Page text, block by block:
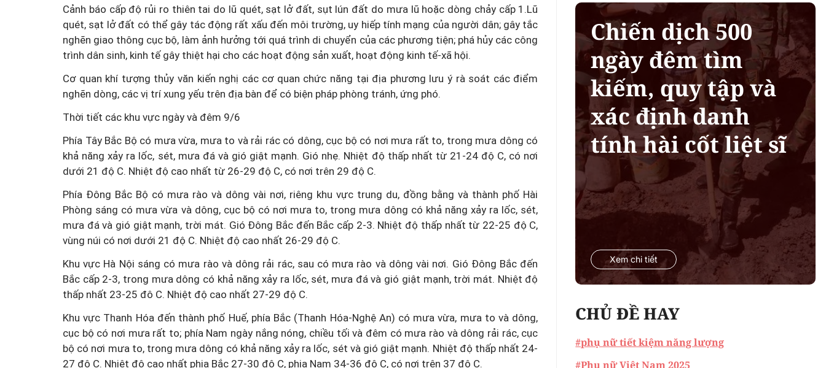
Cảnh báo cấp độ rủi ro thiên tai do lũ quét, sạt lở đất, sụt lún đất do mưa lũ hoặc dòng chảy cấp 1.Lũ
quét, sạt lở đất có thể gây tác động rất xấu đến môi trường, uy hiếp tính mạng của người dân; gây tắc
nghẽn giao thông cục bộ, làm ảnh hưởng tới quá trình di chuyển của các phương tiện; phá hủy các công
trình dân sinh, kinh tế gây thiệt hại cho các hoạt động sản xuất, hoạt động kinh tế-xã hội.
Cơ quan khí tượng thủy văn kiến nghị các cơ quan chức năng tại địa phương lưu ý rà soát các điểm
nghẽn dòng, các vị trí xung yếu trên địa bàn để có biện pháp phòng tránh, ứng phó.
Thời tiết các khu vực ngày và đêm 9/6
Phía Tây Bắc Bộ có mưa vừa, mưa to và rải rác có dông, cục bộ có nơi mưa rất to, trong mưa dông có
khả năng xảy ra lốc, sét, mưa đá và gió giật mạnh. Gió nhẹ. Nhiệt độ thấp nhất từ 21-24 độ C, có nơi
dưới 21 độ C. Nhiệt độ cao nhất từ 26-29 độ C, có nơi trên 29 độ C.
Phía Đông Bắc Bộ có mưa rào và dông vài nơi, riêng khu vực trung du, đồng bằng và thành phố Hài
Phòng sáng có mưa vừa và dông, cục bộ có nơi mưa to, trong mưa dông có khả năng xảy ra lốc, sét,
mưa đá và gió giật mạnh, trời mát. Gió Đông Bắc đến Bắc cấp 2-3. Nhiệt độ thấp nhất từ 22-25 độ C,
vùng núi có nơi dưới 21 độ C. Nhiệt độ cao nhất 26-29 độ C.
Khu vực Hà Nội sáng có mưa rào và dông rải rác, sau có mưa rào và dông vài nơi. Gió Đông Bắc đến
Bắc cấp 2-3, trong mưa dông có khả năng xảy ra lốc, sét, mưa đá và gió giật mạnh, trời mát. Nhiệt độ
thấp nhất 23-25 đô C. Nhiệt độ cao nhất 27-29 độ C.
Khu vực Thanh Hóa đến thành phố Huế, phía Bắc (Thanh Hóa-Nghệ An) có mưa vừa, mưa to và dông,
cục bộ có nơi mưa rất to; phía Nam ngày nắng nóng, chiều tối và đêm có mưa rào và dông rải rác, cục
bộ có nơi mưa to, trong mưa dông có khả năng xảy ra lốc, sét và gió giật mạnh. Nhiệt độ thấp nhất 24-
27 độ C. Nhiệt độ cao nhất phia Bắc 27-30 độ C, phia Nam 34-36 độ C, có nơi trên 37 độ C.
Chiến dịch 500
ngày đêm tìm
kiếm, quy tập và
xác định danh
tính hài cốt liệt sĩ
Xem chi tiết
CHỦ ĐỀ HAY
#phụ nữ tiết kiệm năng lượng
#Phụ nữ Việt Nam 2025